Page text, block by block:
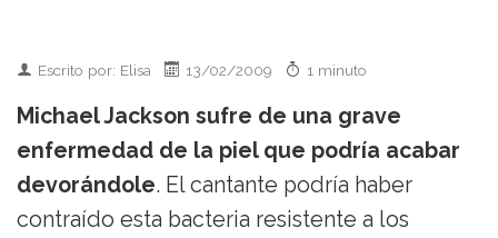
Escrito por: Elisa 13/02/2009 1 minuto
Michael Jackson sufre de una grave
enfermedad de la piel que podría acabar
devorándole. El cantante podría haber
contraído esta bacteria resistente a los